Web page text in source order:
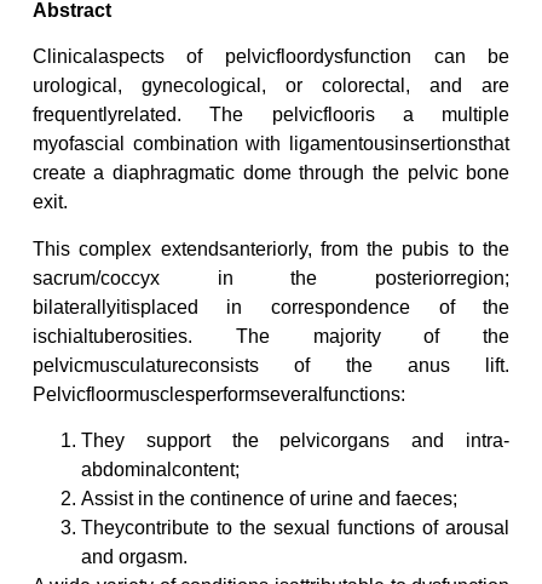
Abstract
Clinicalaspects of pelvicfloordysfunction can be
urological, gynecological, or colorectal, and are
frequentlyrelated. The pelvicflooris a multiple
myofascial combination with ligamentousinsertionsthat
create a diaphragmatic dome through the pelvic bone
exit.
This complex extendsanteriorly, from the pubis to the
sacrum/coccyx in the posteriorregion;
bilaterallyitisplaced in correspondence of the
ischialtuberosities. The majority of the
pelvicmusculatureconsists of the anus lift.
Pelvicfloormusclesperformseveralfunctions:
They support the pelvicorgans and intra-
abdominalcontent;
Assist in the continence of urine and faeces;
Theycontribute to the sexual functions of arousal
and orgasm.